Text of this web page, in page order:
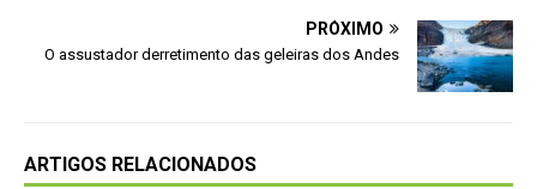
PRÓXIMO
O assustador derretimento das geleiras dos Andes
ARTIGOS RELACIONADOS